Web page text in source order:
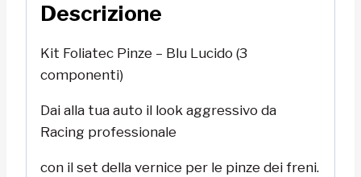
componenti)
Descrizione
Kit Foliatec Pinze – Blu Lucido (3
componenti)
Dai alla tua auto il look aggressivo da
Racing professionale
con il set della vernice per le pinze dei freni.